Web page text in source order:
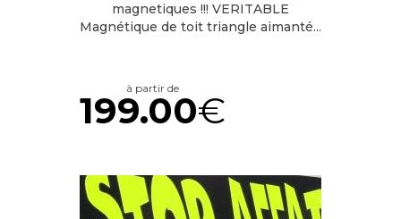
magnetiques !!! VERITABLE
Magnétique de toit triangle aimanté...
à partir de
199.00€